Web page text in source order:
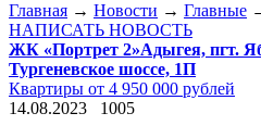
Главная → Новости → Главные
НАПИСАТЬ НОВОСТЬ
ЖК «Портрет 2»Адыгея, пгт.
Тургеневское шоссе, 1П
Квартиры от 4 950 000 рублей
14.08.2023
1005